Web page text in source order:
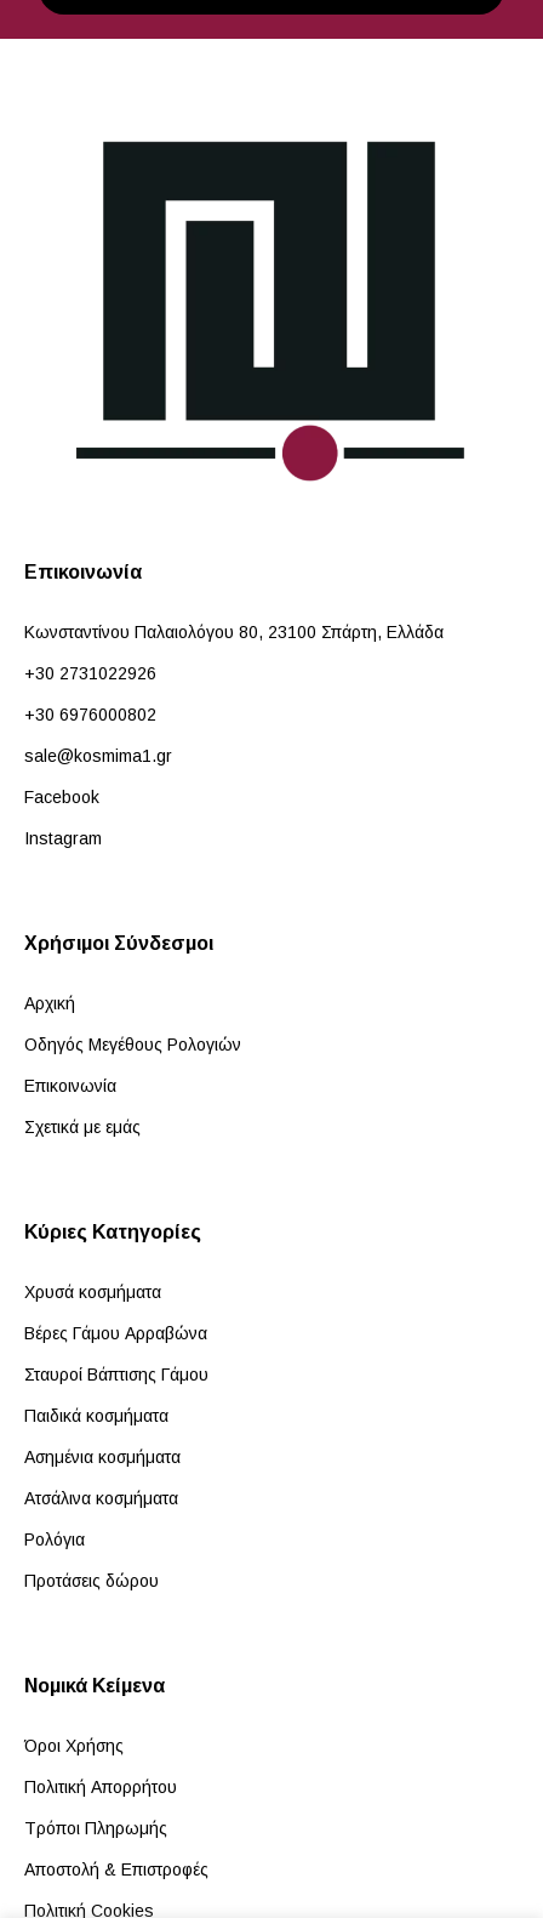
Επικοινωνία
Κωνσταντίνου Παλαιολόγου 80, 23100 Σπάρτη, Ελλάδα
+30 2731022926
+30 6976000802
sale@kosmima1.gr
Facebook
Instagram
Χρήσιμοι Σύνδεσμοι
Αρχική
Οδηγός Μεγέθους Ρολογιών
Επικοινωνία
Σχετικά με εμάς
Κύριες Κατηγορίες
Χρυσά κοσμήματα
Βέρες Γάμου Αρραβώνα
Σταυροί Βάπτισης Γάμου
Παιδικά κοσμήματα
Ασημένια κοσμήματα
Ατσάλινα κοσμήματα
Ρολόγια
Προτάσεις δώρου
Νομικά Κείμενα
Όροι Χρήσης
Πολιτική Απορρήτου
Τρόποι Πληρωμής
Αποστολή & Επιστροφές
Πολιτική Cookies